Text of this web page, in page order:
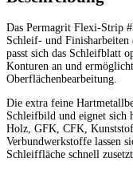
Das Permagrit Flexi-Strip
Schleif- und
passt sich das Schleifblatt
Konturen an und
Oberflächenbearbeitung.
Die extra feine
Schleifbild und eignet sich
Holz, GFK, CFK,
Verbundwerkstoffe lassen
Schleiffläche schnell zusetzt.